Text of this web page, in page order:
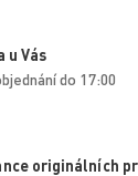
u Vás
do 17:00
originálních